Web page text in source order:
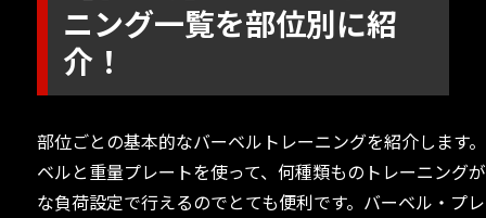
ニング一覧を部位別に紹
介！
部位ごとの基本的なバーベルトレーニングを紹介します
ベルと重量プレートを使って、何種類ものトレーニング
な負荷設定で行えるのでとても便利です。バーベル・プ